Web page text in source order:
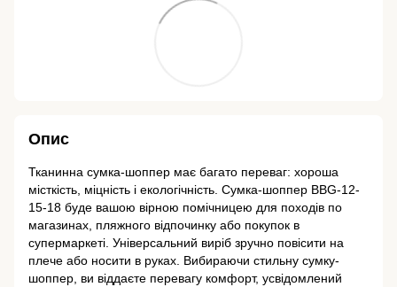
Опис
Тканинна сумка-шоппер має багато переваг: хороша
місткість, міцність і екологічність. Сумка-шоппер BBG-12-
15-18 буде вашою вірною помічницею для походів по
магазинах, пляжного відпочинку або покупок в
супермаркеті. Універсальний виріб зручно повісити на
плече або носити в руках. Вибираючи стильну сумку-
шоппер, ви віддаєте перевагу комфорт, усвідомлений